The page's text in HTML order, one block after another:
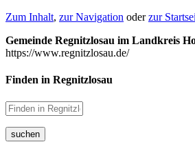
Zum Inhalt, zur Navigation oderzur
Gemeinde Regnitzlosau im Landkreis
https://www.regnitzlosau.de/
Finden in Regnitzlosau
suchen